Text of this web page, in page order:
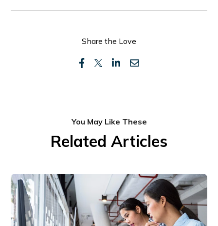
Share the Love
You May Like These
Related Articles